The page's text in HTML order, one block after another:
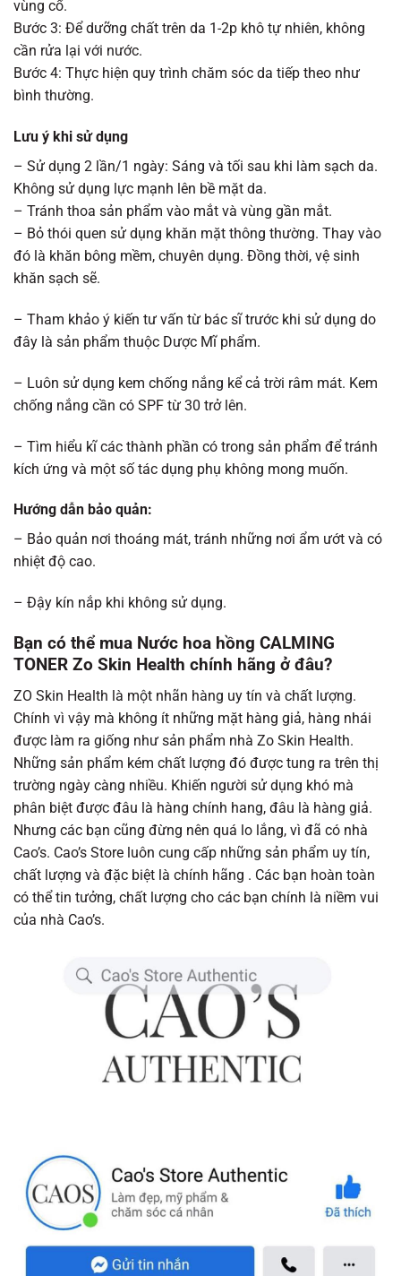
vùng cổ.
Bước 3: Để dưỡng chất trên da 1-2p khô tự nhiên, không
cần rửa lại với nước.
Bước 4: Thực hiện quy trình chăm sóc da tiếp theo như
bình thường.
Lưu ý khi sử dụng
– Sử dụng 2 lần/1 ngày: Sáng và tối sau khi làm sạch da.
Không sử dụng lực mạnh lên bề mặt da.
– Tránh thoa sản phẩm vào mắt và vùng gần mắt.
– Bỏ thói quen sử dụng khăn mặt thông thường. Thay vào
đó là khăn bông mềm, chuyên dụng. Đồng thời, vệ sinh
khăn sạch sẽ.
– Tham khảo ý kiến tư vấn từ bác sĩ trước khi sử dụng do
đây là sản phẩm thuộc Dược Mĩ phẩm.
– Luôn sử dụng kem chống nắng kể cả trời râm mát. Kem
chống nắng cần có SPF từ 30 trở lên.
– Tìm hiểu kĩ các thành phần có trong sản phẩm để tránh
kích ứng và một số tác dụng phụ không mong muốn.
Hướng dẫn bảo quản:
– Bảo quản nơi thoáng mát, tránh những nơi ẩm ướt và có
nhiệt độ cao.
– Đậy kín nắp khi không sử dụng.
Bạn có thể mua Nước hoa hồng CALMING
TONER Zo Skin Health chính hãng ở đâu?
ZO Skin Health là một nhãn hàng uy tín và chất lượng.
Chính vì vậy mà không ít những mặt hàng giả, hàng nhái
được làm ra giống như sản phẩm nhà Zo Skin Health.
Những sản phẩm kém chất lượng đó được tung ra trên thị
trường ngày càng nhiều. Khiến người sử dụng khó mà
phân biệt được đâu là hàng chính hang, đâu là hàng giả.
Nhưng các bạn cũng đừng nên quá lo lắng, vì đã có nhà
Cao’s. Cao’s Store luôn cung cấp những sản phẩm uy tín,
chất lượng và đặc biệt là chính hãng . Các bạn hoàn toàn
có thể tin tưởng, chất lượng cho các bạn chính là niềm vui
của nhà Cao’s.